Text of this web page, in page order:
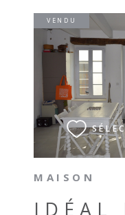
MAISON
IDÉAL
VENDU